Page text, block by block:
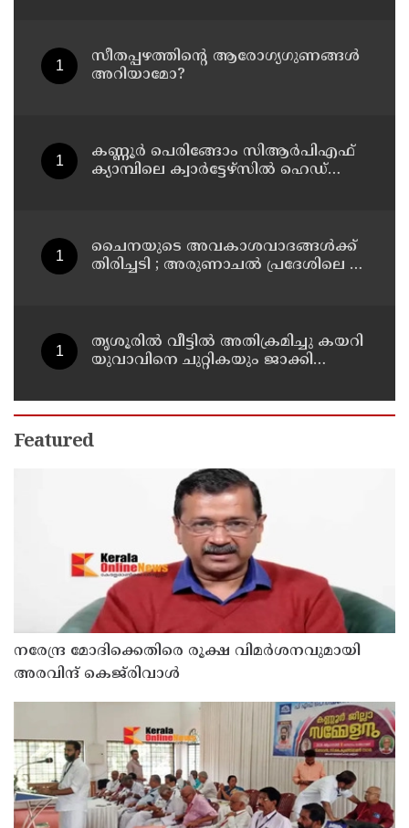
സീതപ്പഴത്തിന്റെ ആരോഗ്യഗുണങ്ങൾ
അറിയാമോ?
കണ്ണൂര്‍ പെരിങ്ങോം സിആര്‍പിഎഫ്
ക്യാമ്പിലെ ക്വാര്‍ട്ടേഴ്സില്‍ ഹെഡ്
ചൈനയുടെ അവകാശവാദങ്ങൾക്ക്
തിരിച്ചടി ; അരുണാചൽ പ്രദേശിലെ 27
തൃശൂരിൽ വീട്ടിൽ അതിക്രമിച്ചു കയറി
യുവാവിനെ ചുറ്റികയും ജാക്കി
കൊലപ്പെടുത്താൻ ശ്രമിച്ച കേസ് :
രണ്ടു പേർ പിടിയിൽ
Featured
നരേന്ദ്ര മോദിക്കെതിരെ രൂക്ഷ വിമർശനവുമായി
അരവിന്ദ് കെജ്‌രിവാൾ